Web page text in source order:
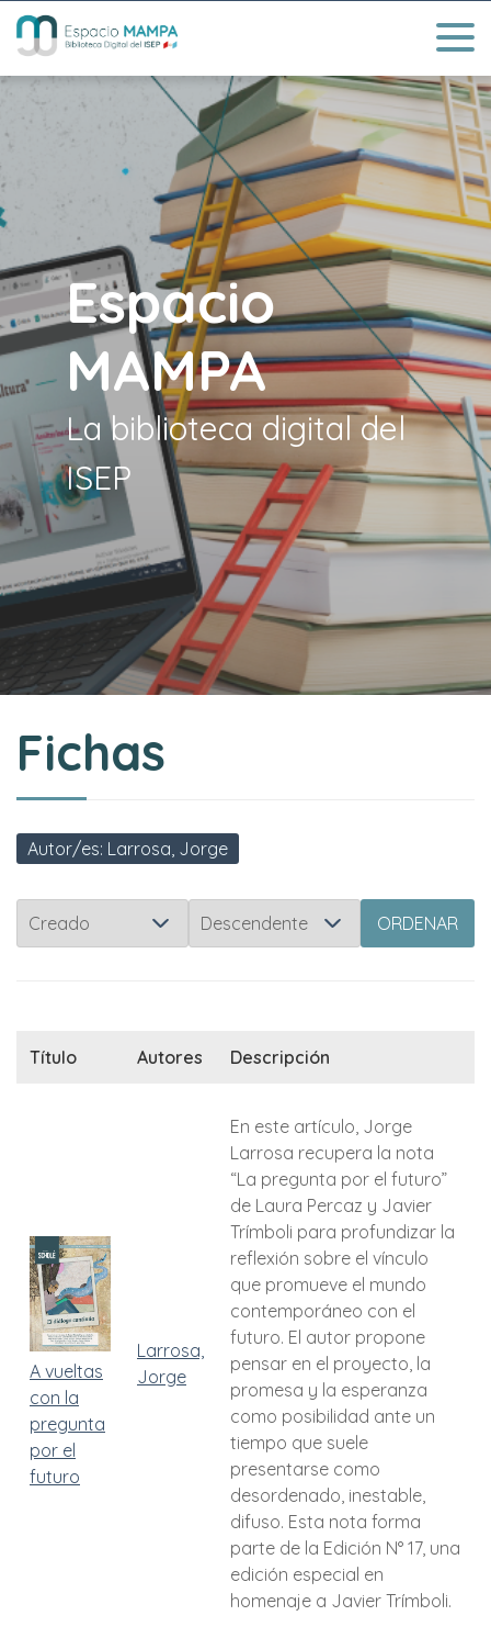
Espacio
MAMPA
La biblioteca digital del
ISEP
Fichas
Autor/es: Larrosa, Jorge
ORDENAR
Título Autores Descripción
A vueltas
con la
pregunta
por el
futuro
Larrosa,
Jorge
En este artículo, Jorge
Larrosa recupera la nota
“La pregunta por el futuro”
de Laura Percaz y Javier
Trímboli para profundizar la
reflexión sobre el vínculo
que promueve el mundo
contemporáneo con el
futuro. El autor propone
pensar en el proyecto, la
promesa y la esperanza
como posibilidad ante un
tiempo que suele
presentarse como
desordenado, inestable,
difuso. Esta nota forma
parte de la Edición N° 17, una
edición especial en
homenaje a Javier Trímboli.